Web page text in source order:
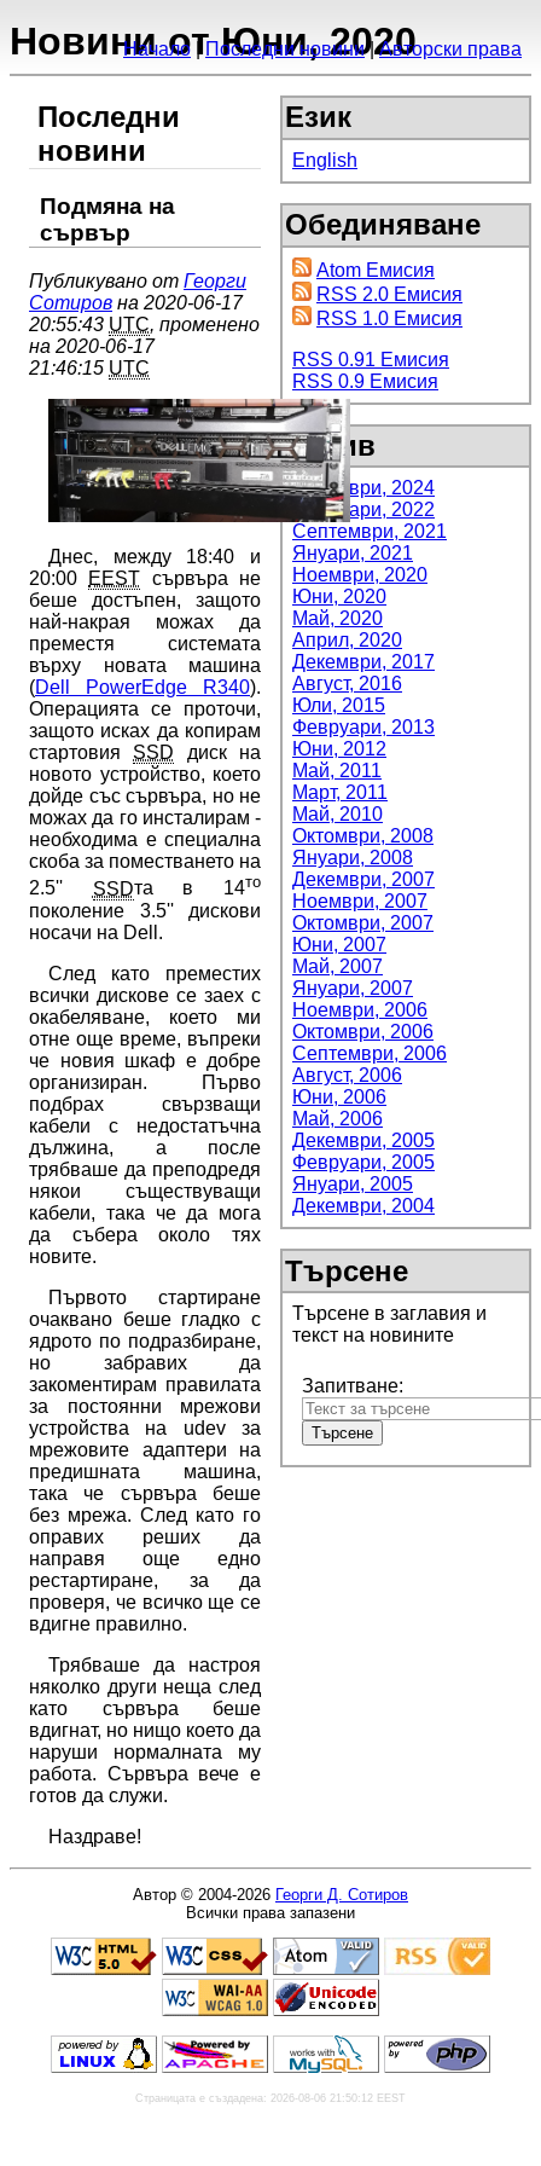
Новини от Юни, 2020
Начало Последни новини Авторски права
Език
English
Обединяване
Atom Емисия
RSS 2.0 Емисия
RSS 1.0 Емисия
RSS 0.91 Емисия
RSS 0.9 Емисия
Архив
Декември, 2024
Февруари, 2022
Септември, 2021
Януари, 2021
Ноември, 2020
Юни, 2020
Май, 2020
Април, 2020
Декември, 2017
Август, 2016
Юли, 2015
Февруари, 2013
Юни, 2012
Май, 2011
Март, 2011
Май, 2010
Октомври, 2008
Януари, 2008
Декември, 2007
Ноември, 2007
Октомври, 2007
Юни, 2007
Май, 2007
Януари, 2007
Ноември, 2006
Октомври, 2006
Септември, 2006
Август, 2006
Юни, 2006
Май, 2006
Декември, 2005
Февруари, 2005
Януари, 2005
Декември, 2004
Търсене
Търсене в заглавия и
текст на новините
Запитване:
Последни
новини
Подмяна на
сървър
Публикувано от Георги
Сотиров на 2020-06-17
20:55:43 UTC, променено
на 2020-06-17
21:46:15 UTC
Днес, между 18:40 и
20:00 EEST сървъра не
беше достъпен, защото
най-накрая можах да
преместя системата
върху новата машина
(Dell PowerEdge R340).
Операцията се проточи,
защото исках да копирам
стартовия SSD диск на
новото устройство, което
дойде със сървъра, но не
можах да го инсталирам -
необходима е специална
скоба за поместването на
2.5'' SSDта в 14то
поколение 3.5'' дискови
носачи на Dell.
След като преместих
всички дискове се заех с
окабеляване, което ми
отне още време, въпреки
че новия шкаф е добре
организиран. Първо
подбрах свързващи
кабели с недостатъчна
дължина, а после
трябваше да преподредя
някои съществуващи
кабели, така че да мога
да събера около тях
новите.
Първото стартиране
очаквано беше гладко с
ядрото по подразбиране,
но забравих да
закоментирам правилата
за постоянни мрежови
устройства на udev за
мрежовите адаптери на
предишната машина,
така че сървъра беше
без мрежа. След като го
оправих реших да
направя още едно
рестартиране, за да
проверя, че всичко ще се
вдигне правилно.
Трябваше да настроя
няколко други неща след
като сървъра беше
вдигнат, но нищо което да
наруши нормалната му
работа. Сървъра вече е
готов да служи.
Наздраве!
Автор © 2004-2026 Георги Д. Сотиров
Всички права запазени
Страницата е създадена: 2026-08-06 21:50:12 EEST